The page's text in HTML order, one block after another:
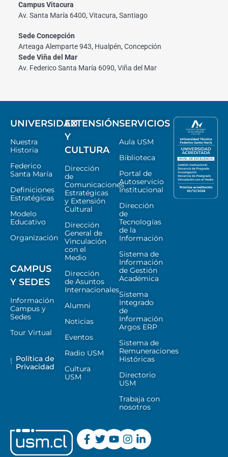
Campus Vitacura
Av. Santa María 6400, Vitacura, Santiago
Sede Concepción
Arteaga Alemparte 943, Hualpén, Concepción
Sede Viña del Mar
Av. Federico Santa María 6090, Viña del Mar
UNIVERSIDAD
Nuestra
Historia
Federico
Santa María
Definiciones
Estratégicas
Modelo
Educativo
Organización
CAMPUS
Y SEDES
Información
Campus y
Sedes
Tour Virtual
Política de
Privacidad
EXTENSIÓN
Y
CULTURA
Dirección
de
Comunicaciones
Estratégicas
y Extensión
Cultural
Dirección
General de
Vinculación
con el
Medio
Dirección
de Asuntos
Internacionales
Alumni
Noticias
Eventos
Radio USM
Cultura
USM
SERVICIOS
Aula USM
Biblioteca
Portal de
Autoservicio
Institucional
Dirección
de
Tecnologías
de la
Información
Sistema de
Información
de Gestión
Académica
Sistema
Integrado
de
Información
Argos ERP
Sistema de
Remuneraciones
Históricas
Directorio
USM
Trabaja con
nosotros